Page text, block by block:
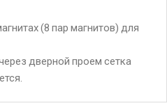
(8 пар магнитов) для
дверной проем сетка